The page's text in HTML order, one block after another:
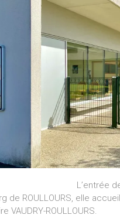
L’entrée
de ROULLOURS, elle
VAUDRY-ROULLOURS.